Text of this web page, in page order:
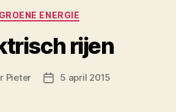
Categorieën
GROENE ENERGIE
rijen
Pieter Berichtdatum
5 april 2015